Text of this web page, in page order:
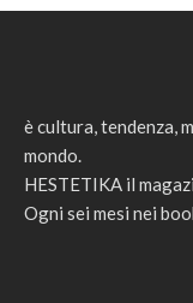
è cultura, tendenza,
mondo.
HESTETIKA il
Ogni sei mesi nei